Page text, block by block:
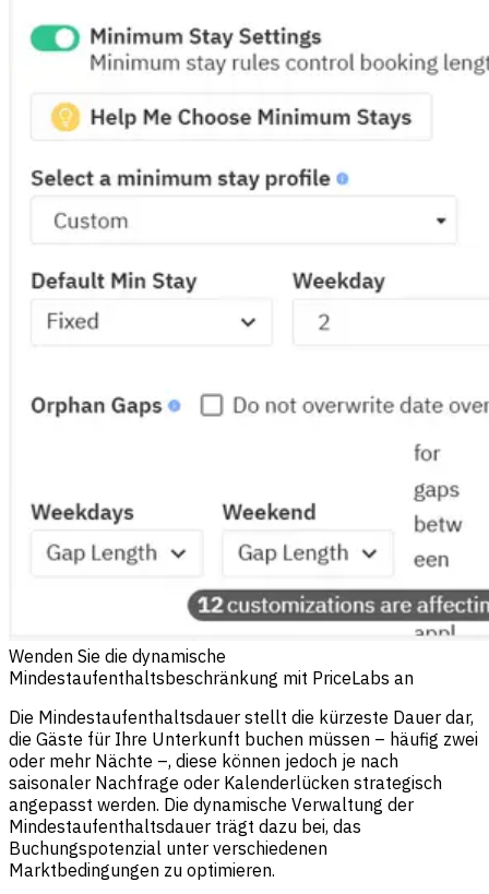
Wenden Sie die dynamische
Mindestaufenthaltsbeschränkung mit PriceLabs an
Die Mindestaufenthaltsdauer stellt die kürzeste Dauer dar,
die Gäste für Ihre Unterkunft buchen müssen – häufig zwei
oder mehr Nächte –, diese können jedoch je nach
saisonaler Nachfrage oder Kalenderlücken strategisch
angepasst werden. Die dynamische Verwaltung der
Mindestaufenthaltsdauer trägt dazu bei, das
Buchungspotenzial unter verschiedenen
Marktbedingungen zu optimieren.